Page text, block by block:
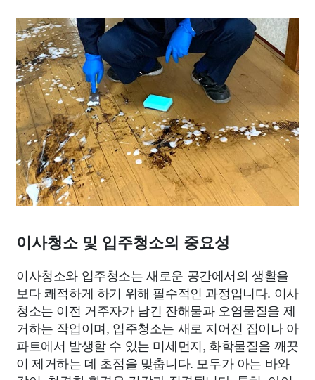
이사청소 및 입주청소의 중요성
이사청소와 입주청소는 새로운 공간에서의 생활을
보다 쾌적하게 하기 위해 필수적인 과정입니다. 이사
청소는 이전 거주자가 남긴 잔해물과 오염물질을 제
거하는 작업이며, 입주청소는 새로 지어진 집이나 아
파트에서 발생할 수 있는 미세먼지, 화학물질을 깨끗
이 제거하는 데 초점을 맞춥니다. 모두가 아는 바와